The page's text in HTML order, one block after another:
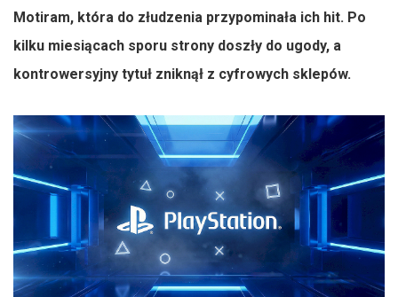
Motiram, która do złudzenia przypominała ich hit. Po
kilku miesiącach sporu strony doszły do ugody, a
kontrowersyjny tytuł zniknął z cyfrowych sklepów.